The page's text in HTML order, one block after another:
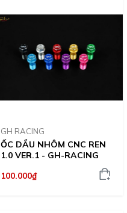
GH RACING
ỐC DẦU NHÔM CNC REN
1.0 VER.1 - GH-RACING
100.000₫